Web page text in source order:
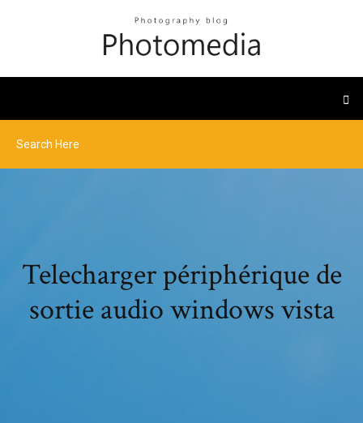
Telecharger périphérique de
sortie audio windows vista